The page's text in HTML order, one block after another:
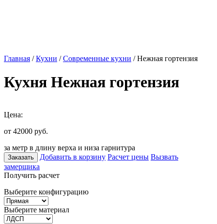
Главная /Кухни /Современные кухни / Нежная гортензия
Кухня Нежная гортензия
Цена:
от 42000 руб.
за метр в длину верха и низа гарнитура
Заказать Добавить в корзину Расчет цены Вызвать
замерщика
Получить расчет
Выберите конфигурацию
Выберите материал